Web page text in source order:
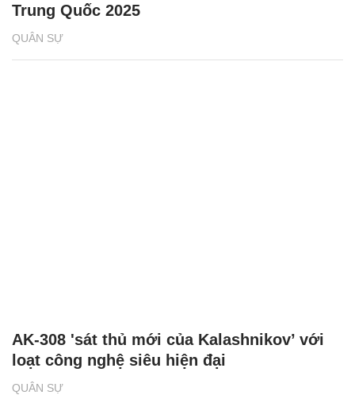
QUÂN SỰ
Trung Quốc 2025
QUÂN SỰ
AK-308 'sát thủ mới của Kalashnikov’ với
loạt công nghệ siêu hiện đại